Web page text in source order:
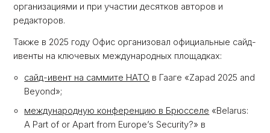
организациями и при участии десятков авторов и
редакторов.
Также в 2025 году Офис организовал официальные сайд-
ивенты на ключевых международных площадках:
сайд-ивент на саммите НАТО в Гааге «Zapad 2025 and
Beyond»;
международную конференцию в Брюсселе «Belarus:
A Part of or Apart from Europe’s Security?» в